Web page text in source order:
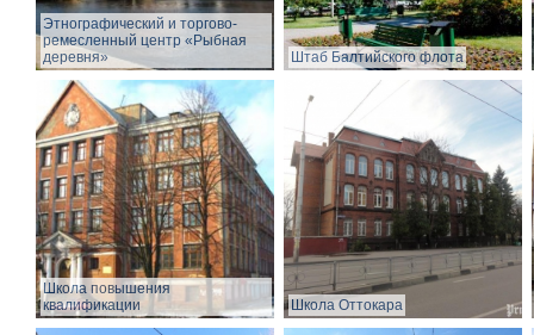
Этнографический и торгово-
ремесленный центр «Рыбная
деревня»
Штаб Балтийского флота
Школа повышения
квалификации
Школа Оттокара